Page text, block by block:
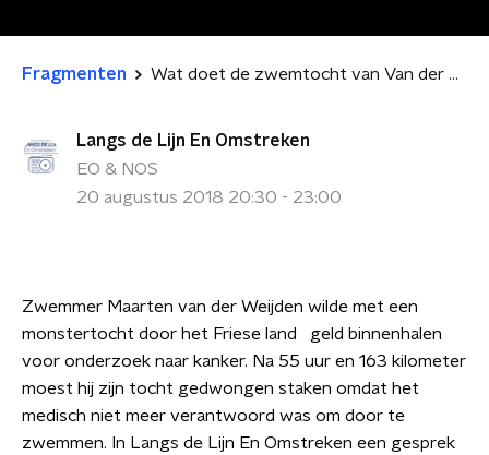
Fragmenten Wat doet de zwemtocht van Van der Weijden met zijn lichaam?
Langs de Lijn En Omstreken
EO & NOS
20 augustus 2018 20:30 - 23:00
Zwemmer Maarten van der Weijden wilde met een
monstertocht door het Friese land geld binnenhalen
voor onderzoek naar kanker. Na 55 uur en 163 kilometer
moest hij zijn tocht gedwongen staken omdat het
medisch niet meer verantwoord was om door te
zwemmen. In Langs de Lijn En Omstreken een gesprek